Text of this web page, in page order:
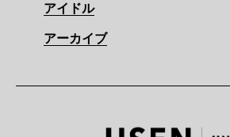
アイドル
アーカイブ